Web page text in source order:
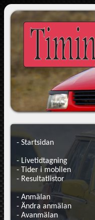
- Startsidan
- Livetidtagning
-
Tider i mobilen
- Resultatlistor
- Anmälan
- Ändra anmälan
- Avanmälan